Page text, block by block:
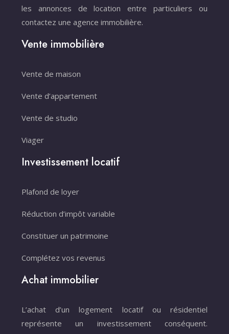
les annonces de location entre particuliers ou
contactez une agence immobilière.
Vente immobilière
Vente de maison
Vente d’appartement
Vente de studio
Viager
Investissement locatif
Plafond de loyer
Réduction d’impôt variable
Constituer un patrimoine
Complétez vos revenus
Achat immobilier
L’achat d’un logement locatif ou résidentiel
représente un investissement conséquent.